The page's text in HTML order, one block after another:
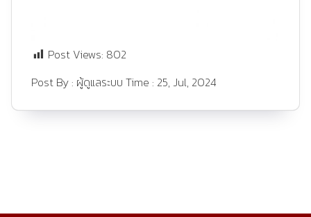
Post Views: 802
Post By : ผู้ดูแลระบบ Time : 25, Jul, 2024